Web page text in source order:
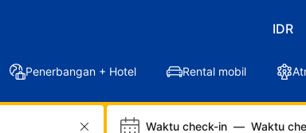
IDR
Penerbangan + Hotel Rental mobil
Waktu check-in — Waktu